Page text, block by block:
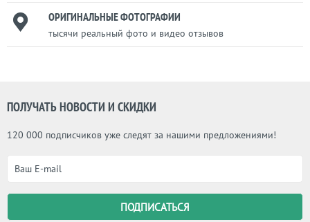
ОРИГИНАЛЬНЫЕ ФОТОГРАФИИ
тысячи реальный фото и видео отзывов
ПОЛУЧАТЬ НОВОСТИ И СКИДКИ
120 000 подписчиков уже следят за нашими предложениями!